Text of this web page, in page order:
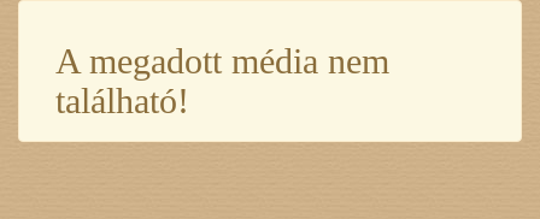
A megadott média nem
található!